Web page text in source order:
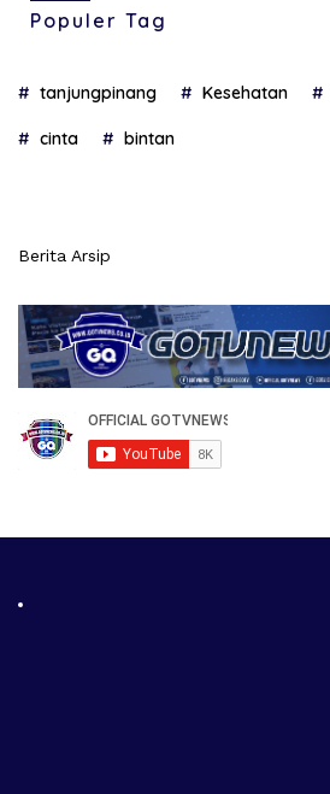
Populer Tag
tanjungpinang Kesehatan
cinta bintan
Berita Arsip